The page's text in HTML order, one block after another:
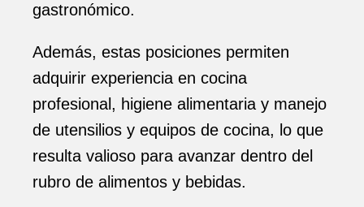
gastronómico.
Además, estas posiciones permiten
adquirir experiencia en cocina
profesional, higiene alimentaria y manejo
de utensilios y equipos de cocina, lo que
resulta valioso para avanzar dentro del
rubro de alimentos y bebidas.